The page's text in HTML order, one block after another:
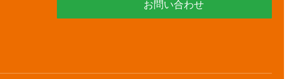
お問い合わせ